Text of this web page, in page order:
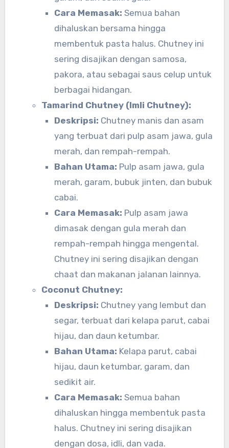
Cara Memasak: Semua bahan
dihaluskan bersama hingga
membentuk pasta halus. Chutney ini
sering disajikan dengan samosa,
pakora, atau sebagai saus celup untuk
berbagai hidangan.
Tamarind Chutney (Imli Chutney):
Deskripsi: Chutney manis dan asam
yang terbuat dari pulp asam jawa, gula
merah, dan rempah-rempah.
Bahan Utama: Pulp asam jawa, gula
merah, garam, bubuk jinten, dan bubuk
cabai.
Cara Memasak: Pulp asam jawa
dimasak dengan gula merah dan
rempah-rempah hingga mengental.
Chutney ini sering disajikan dengan
chaat dan makanan jalanan lainnya.
Coconut Chutney:
Deskripsi: Chutney yang lembut dan
segar, terbuat dari kelapa parut, cabai
hijau, dan daun ketumbar.
Bahan Utama: Kelapa parut, cabai
hijau, daun ketumbar, garam, dan
sedikit air.
Cara Memasak: Semua bahan
dihaluskan hingga membentuk pasta
halus. Chutney ini sering disajikan
dengan dosa, idli, dan vada.